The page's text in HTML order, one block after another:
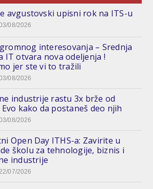
avgustovski upisni rok na ITS-u
08/2026
interesovanja – Srednja
IT otvara nova odeljenja !
jer ste vi to tražili
08/2026
industrije rastu 3x brže od
kako da postaneš deo njih
08/2026
Open Day ITHS-a: Zavirite u
školu za tehnologije, biznis i
industrije
07/2026